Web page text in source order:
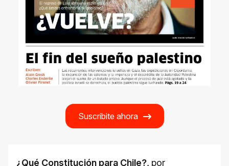
Suscribite ahora
¿Qué Constitución para Chile?, por